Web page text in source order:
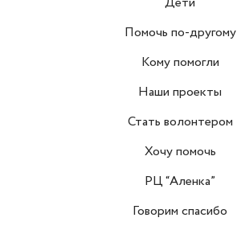
Помочь по-другому
Кому помогли
Наши проекты
Стать волонтером
Хочу помочь
РЦ “Аленка”
Говорим спасибо